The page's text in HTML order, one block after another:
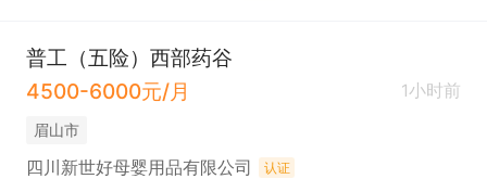
普工（五险）西部药谷
4500-6000元/月
1小时前
眉山市
四川新世好母婴用品有限公司 认证